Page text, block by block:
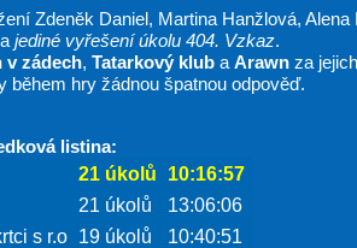
Zdeněk Daniel, Martina Hanžlová, Alena
jediné vyřešení úkolu 404. Vzkaz.
v zádech, Tatarkový kluba Arawnza jejich
hry žádnou špatnou odpověď.
listina:
21 úkolů
10:16:57
21 úkolů
13:06:06
s r.o 19 úkolů 10:40:51